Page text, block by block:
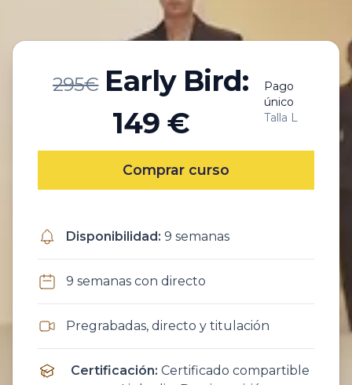
295€ Early Bird:
149 €
Pago
único
Talla L
Comprar curso
Disponibilidad: 9 semanas
9 semanas con directo
Pregrabadas, directo y titulación
Certificación: Certificado compartible